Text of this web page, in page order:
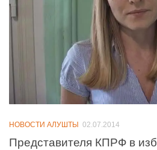
НОВОСТИ АЛУШТЫ 02.07.2014
Представителя КПРФ в